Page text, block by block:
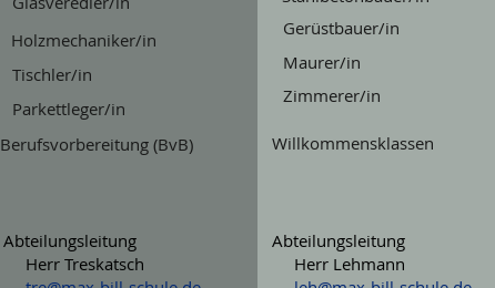
Holzmechaniker/in
Tischler/in
Parkettleger/in
Berufsvorbereitung (BvB)
Abteilungsleitung
Herr Treskatsch
Gerüstbauer/in
Maurer/in
Zimmerer/in
Willkommensklassen
Abteilungsleitung
Herr Lehmann